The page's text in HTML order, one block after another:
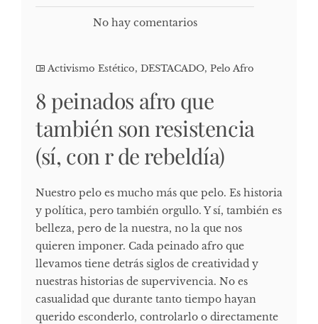
No hay comentarios
Activismo Estético, DESTACADO, Pelo Afro
8 peinados afro que
también son resistencia
(sí, con r de rebeldía)
Nuestro pelo es mucho más que pelo. Es historia
y política, pero también orgullo. Y sí, también es
belleza, pero de la nuestra, no la que nos
quieren imponer. Cada peinado afro que
llevamos tiene detrás siglos de creatividad y
nuestras historias de supervivencia. No es
casualidad que durante tanto tiempo hayan
querido esconderlo, controlarlo o directamente